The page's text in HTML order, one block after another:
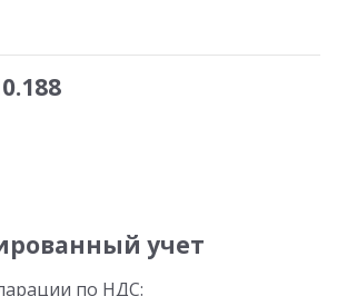
учет
по НДС: